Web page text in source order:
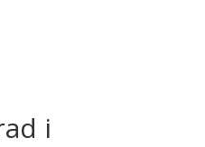
i